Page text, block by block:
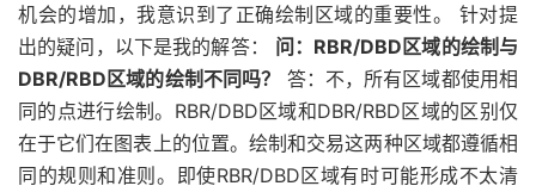
机会的增加，我意识到了正确绘制区域的重要性。 针对提
出的疑问，以下是我的解答： 问：RBR/DBD区域的绘制与
DBR/RBD区域的绘制不同吗？
答：不，所有区域都使用相
同的点进行绘制。RBR/DBD区域和DBR/RBD区域的区别仅
在于它们在图表上的位置。绘制和交易这两种区域都遵循相
同的规则和准则。即使RBR/DBD区域有时可能形成不太清